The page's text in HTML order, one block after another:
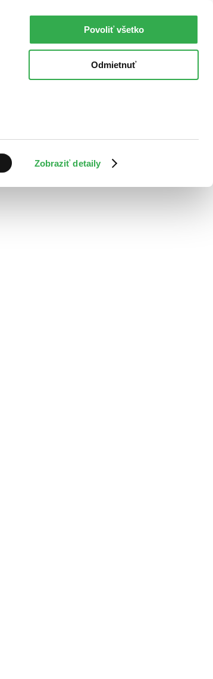
Zobraziť detaily
Povoliť všetko
Odmietnuť